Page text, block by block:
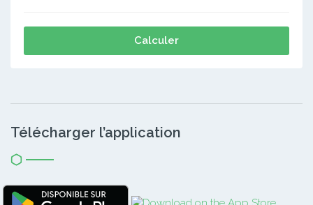
Calculer
Télécharger l’application